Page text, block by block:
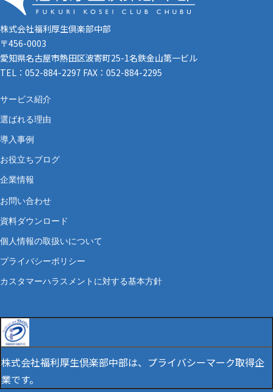
株式会社福利厚生倶楽部中部
〒456-0003
愛知県名古屋市熱田区波寄町25-1名鉄金山第一ビル
TEL：052-884-2297 FAX：052-884-2295
サービス紹介
選ばれる理由
導入事例
お役立ちブログ
企業情報
お問い合わせ
資料ダウンロード
個人情報の取扱いについて
プライバシーポリシー
カスタマーハラスメントに対する基本方針
株式会社福利厚生倶楽部中部は、プライバシーマーク取得企
業です。